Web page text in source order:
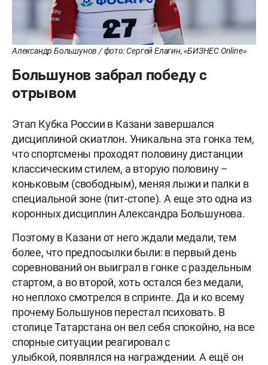
Александр Большунов / фото: Сергей Елагин, «БИЗНЕС Online»
Большунов забрал победу с
отрывом
Этап Кубка России в Казани завершался
дисциплиной скиатлон. Уникальна эта гонка тем,
что спортсмены проходят половину дистанции
классическим стилем, а вторую половину –
коньковым (свободным), меняя лыжи и палки в
специальной зоне (пит-стопе). А еще это одна из
коронных дисциплин Александра Большунова.
Поэтому в Казани от него ждали медали, тем
более, что предпосылки были: в первый день
соревнований он выиграл в гонке с раздельным
стартом, а во второй, хоть остался без медали,
но неплохо смотрелся в спринте. Да и ко всему
прочему Большунов перестал психовать. В
столице Татарстана он вел себя спокойно, на все
спорные ситуации реагировал с
улыбкой, появлялся на награждении. А ещё он